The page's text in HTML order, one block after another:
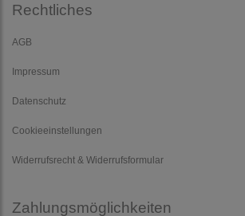
Rechtliches
AGB
Impressum
Datenschutz
Cookieeinstellungen
Widerrufsrecht & Widerrufsformular
Zahlungsmöglichkeiten